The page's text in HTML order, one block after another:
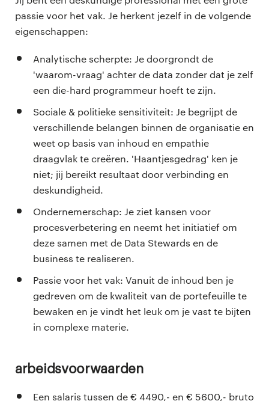
passie voor het vak. Je herkent jezelf in de volgende
eigenschappen:
Analytische scherpte: Je doorgrondt de
'waarom-vraag' achter de data zonder dat je zelf
een die-hard programmeur hoeft te zijn.
Sociale & politieke sensitiviteit: Je begrijpt de
verschillende belangen binnen de organisatie en
weet op basis van inhoud en empathie
draagvlak te creëren. 'Haantjesgedrag' ken je
niet; jij bereikt resultaat door verbinding en
deskundigheid.
Ondernemerschap: Je ziet kansen voor
procesverbetering en neemt het initiatief om
deze samen met de Data Stewards en de
business te realiseren.
Passie voor het vak: Vanuit de inhoud ben je
gedreven om de kwaliteit van de portefeuille te
bewaken en je vindt het leuk om je vast te bijten
in complexe materie.
Arbeidsvoorwaarden
Een salaris tussen de € 4490,- en € 5600,- bruto